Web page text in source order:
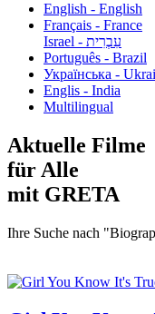
English - English
Français - France
עִבְרִית - Israel
Português - Brazil
Українська -
Englis - India
Multilingual
Aktuelle Filme
für Alle
mit GRETA
Ihre Suche nach